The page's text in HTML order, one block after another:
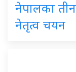
नेपालका
नेतृत्व चयन